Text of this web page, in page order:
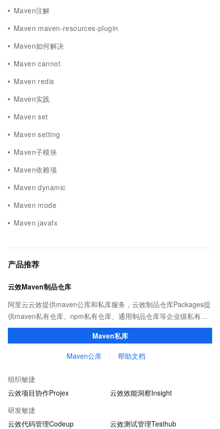
Maven注解
Maven maven-resources-plugin
Maven如何解决
Maven cannot
Maven redis
Maven实践
Maven set
Maven setting
Maven子模块
Maven依赖项
Maven dynamic
Maven mode
Maven javafx
产品推荐
云效Maven制品仓库
阿里云云效提供maven公库和私库服务，云效制品仓库Packages提
供maven私有仓库、npm私有仓库、通用制品仓库等企业级私有制
品仓库，用于maven、npm等软件包和依赖管理。且不限容量、免
Maven私库
Maven公库 帮助文档
组织敏捷
云效项目协作Projex
云效效能洞察Insight
研发敏捷
云效代码管理Codeup
云效测试管理Testhub